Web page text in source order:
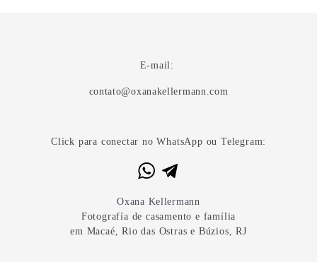
E-mail:
contato@oxanakellermann.com
Click para conectar no WhatsApp ou Telegram:
Oxana Kellermann
Fotografía de casamento e família
em Macaé, Rio das Ostras e Búzios, RJ